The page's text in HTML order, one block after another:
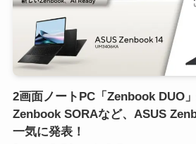
2画面ノートPC「Zenbook DUO
Zenbook SORAなど、ASUS
一気に発表！